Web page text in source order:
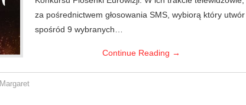
za pośrednictwem głosowania SMS, wybiorą który utwór
spośród 9 wybranych…
Continue Reading →
Margaret